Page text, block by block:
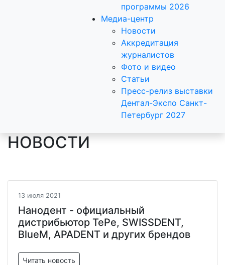
программы 2026
Медиа-центр
Новости
Аккредитация
журналистов
Фото и видео
Статьи
Пресс-релиз выставки
Дентал-Экспо Санкт-
Петербург 2027
НОВОСТИ
13 июля 2021
Нанодент - официальный
дистрибьютор TePe, SWISSDENT,
BlueM, APADENT и других брендов
Читать новость